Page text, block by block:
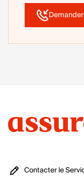
Contacter le